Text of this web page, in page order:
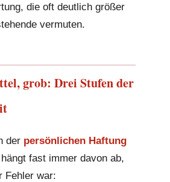
die oft deutlich größer
vermuten.
grob: Drei Stufen der
der persönlichen Haftung
fast immer davon ab,
Fehler war: